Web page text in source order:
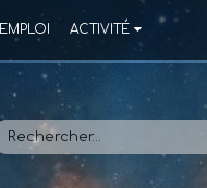
EMPLOI ACTIVITÉ